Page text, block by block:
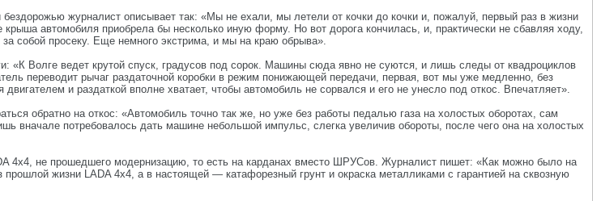
журналист описывает так: «Мы не ехали, мы летели от кочки до кочки и, пожалуй, первый раз в жизни
автомобиля приобрела бы несколько иную форму. Но вот дорога кончилась, и, практически не сбавляя ходу,
собой просеку. Еще немного экстрима, и мы на краю обрыва».
«К Волге ведет крутой спуск, градусов под сорок. Машины сюда явно не суются, и лишь следы от квадроциклов
переводит рычаг раздаточной коробки в режим понижающей передачи, первая, вот мы уже медленно, без
и раздаткой вполне хватает, чтобы автомобиль не сорвался и его не унесло под откос. Впечатляет».
обратно на откос: «Автомобиль точно так же, но уже без работы педалью газа на холостых оборотах, сам
вначале потребовалось дать машине небольшой импульс, слегка увеличив обороты, после чего она на холостых
4x4, не прошедшего модернизацию, то есть на карданах вместо ШРУСов. Журналист пишет: «Как можно было на
жизни LADA 4x4, а в настоящей — катафорезный грунт и окраска металликами с гарантией на сквозную